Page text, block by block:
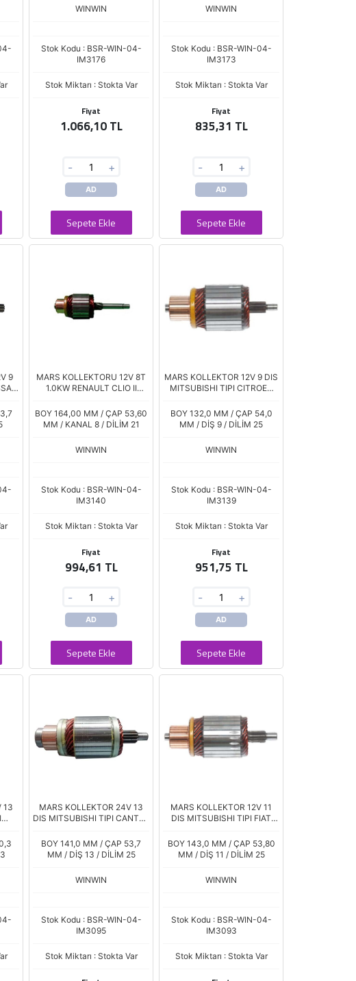
WINWIN
Stok Kodu : BSR-WIN-04-
IM3176
Stok Miktarı : Stokta Var
Fiyat
1.066,10 TL
- +
AD
Sepete Ekle
WINWIN
Stok Kodu : BSR-WIN-04-
IM3173
Stok Miktarı : Stokta Var
Fiyat
835,31 TL
- +
AD
Sepete Ekle
9
MARS KOLLEKTORU 12V 8T
1.0KW RENAULT CLIO II
SANDERO MITSUBISHI TIP
BOY 164,00 MM / ÇAP 53,60
MM / KANAL 8 / DİLİM 21
WINWIN
Stok Kodu : BSR-WIN-04-
IM3140
Stok Miktarı : Stokta Var
Fiyat
994,61 TL
- +
AD
Sepete Ekle
MARS KOLLEKTOR 12V 9 DIS
MITSUBISHI TIPI CITROEN
PARTNER RENAULT KANGO
IM4200
BOY 132,0 MM / ÇAP 54,0
MM / DİŞ 9 / DİLİM 25
WINWIN
Stok Kodu : BSR-WIN-04-
IM3139
Stok Miktarı : Stokta Var
Fiyat
951,75 TL
- +
AD
Sepete Ekle
13
MARS KOLLEKTOR 24V 13
DIS MITSUBISHI TIPI CANTER
BOY 141,0 MM / ÇAP 53,7
MM / DİŞ 13 / DİLİM 25
WINWIN
Stok Kodu : BSR-WIN-04-
IM3095
Stok Miktarı : Stokta Var
MARS KOLLEKTOR 12V 11
DIS MITSUBISHI TIPI FIAT
BOXER 206 DIZEL PARTNER
BOY 143,0 MM / ÇAP 53,80
MM / DİŞ 11 / DİLİM 25
WINWIN
Stok Kodu : BSR-WIN-04-
IM3093
Stok Miktarı : Stokta Var